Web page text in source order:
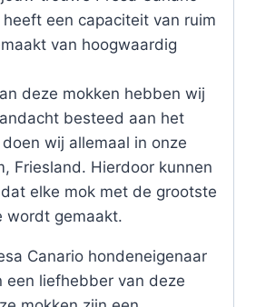
heeft een capaciteit van ruim
van hoogwaardig
deze mokken hebben wij
besteed aan het
wij allemaal in onze
Friesland. Hierdoor kunnen
elke mok met de grootste
wordt gemaakt.
Canario hondeneigenaar
een liefhebber van deze